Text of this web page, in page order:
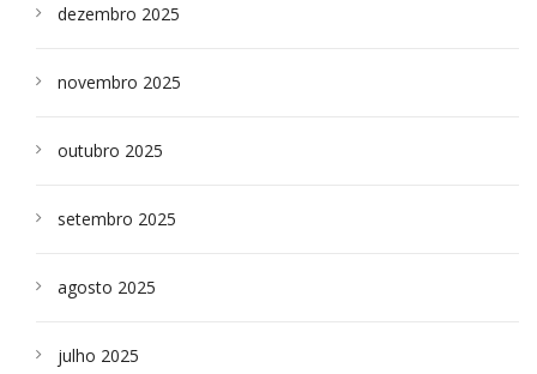
dezembro 2025
novembro 2025
outubro 2025
setembro 2025
agosto 2025
julho 2025